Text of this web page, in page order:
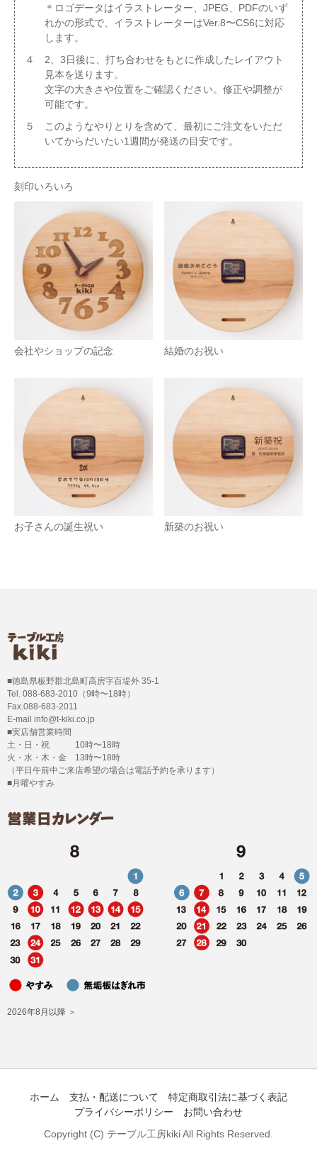
＊ロゴデータはイラストレーター、JPEG、PDFのいず
れかの形式で、イラストレーターはVer.8〜CS6に対応
します。
４ 2、3日後に、打ち合わせをもとに作成したレイアウト
見本を送ります。
文字の大きさや位置をご確認ください。修正や調整が
可能です。
５ このようなやりとりを含めて、最初にご注文をいただ
いてからだいたい1週間が発送の目安です。
刻印いろいろ
会社やショップの記念 結婚のお祝い
お子さんの誕生祝い 新築のお祝い
■徳島県板野郡北島町高房字百堤外 35-1
Tel. 088-683-2010（9時〜18時）
Fax.088-683-2011
E-mail info@t-kiki.co.jp
■実店舗営業時間
土・日・祝 10時〜18時
火・水・木・金 13時〜18時
（平日午前中ご来店希望の場合は電話予約を承ります）
■月曜やすみ
2026年8月以降 ＞
ホーム 支払・配送について
特定商取引法に基づく表記
プライバシーポリシー
お問い合わせ
Copyright (C) テーブル工房kiki All Rights Reserved.